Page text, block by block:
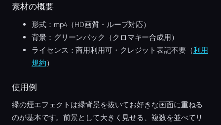
素材の概要
形式：mp4（HD画質・ループ対応）
背景：グリーンバック（クロマキー合成用）
ライセンス：商用利用可・クレジット表記不要（利用
規約）
使用例
緑の煙エフェクトは緑背景を抜いてお好きな画面に重ねる
のが基本です。前景として大きく見せる、複数を並べてリ